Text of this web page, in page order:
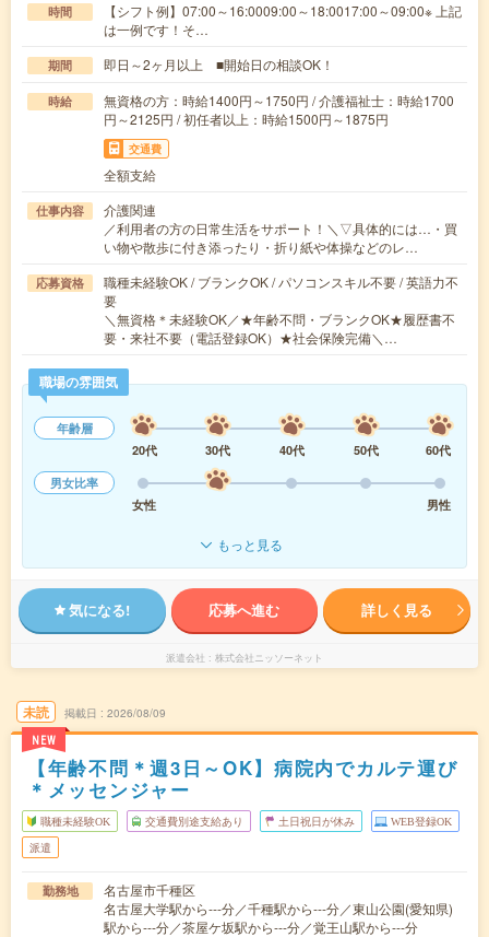
時間
【シフト例】07:00～16:0009:00～18:0017:00～09:00※ 上記
は一例です！そ…
期間 即日～2ヶ月以上 ■開始日の相談OK！
時給
無資格の方：時給1400円～1750円 / 介護福祉士：時給1700
円～2125円 / 初任者以上：時給1500円～1875円
交通費
全額支給
仕事内容
介護関連
／利用者の方の日常生活をサポート！＼▽具体的には…・買
い物や散歩に付き添ったり・折り紙や体操などのレ…
応募資格
職種未経験OK / ブランクOK / パソコンスキル不要 / 英語力不
要
＼無資格＊未経験OK／★年齢不問・ブランクOK★履歴書不
要・来社不要（電話登録OK）★社会保険完備＼…
職場の雰囲気
年齢層
20代
30代 40代 50代
60代
男女比率
女性
男性
もっと見る
気になる! 応募へ進む 詳しく見る
派遣会社 株式会社ニッソーネット
未読
NEW
掲載日 2026/08/09
【年齢不問＊週3日～OK】病院内でカルテ運び
＊メッセンジャー
職種未経験OK 交通費別途支給あり 土日祝日が休み WEB登録OK
派遣
勤務地
名古屋市千種区
名古屋大学駅から---分／千種駅から---分／東山公園(愛知県)
駅から---分／茶屋ケ坂駅から---分／覚王山駅から---分